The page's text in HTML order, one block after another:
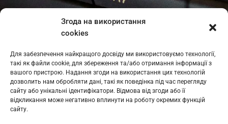
Згода на використання
cookies
Для забезпечення найкращого досвіду ми використовуємо технології,
такі як файли cookie, для збереження та/або отримання інформації з
вашого пристрою. Надання згоди на використання цих технологій
дозволить нам обробляти дані, такі як поведінка під час перегляду
сайту або унікальні ідентифікатори. Відмова від згоди або її
відкликання може негативно вплинути на роботу окремих функцій
сайту.
: L11-01410
: L11-01801
Косів: L11-01805
Гарасимів: L11-02274